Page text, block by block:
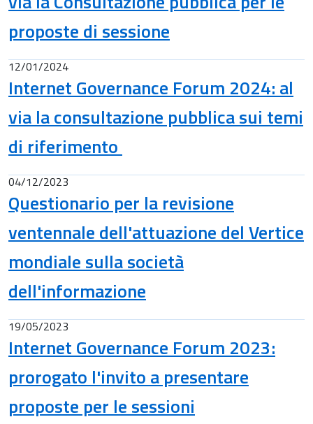
proposte di sessione
12/01/2024
Internet Governance Forum 2024: al
via la consultazione pubblica sui temi
di riferimento
04/12/2023
Questionario per la revisione
ventennale dell'attuazione del Vertice
mondiale sulla società
dell'informazione
19/05/2023
Internet Governance Forum 2023:
prorogato l'invito a presentare
proposte per le sessioni